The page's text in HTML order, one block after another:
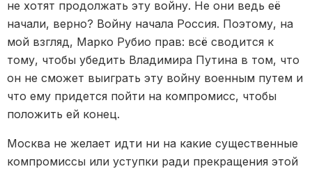
не хотят продолжать эту войну. Не они ведь её
начали, верно? Войну начала Россия. Поэтому, на
мой взгляд, Марко Рубио прав: всё сводится к
тому, чтобы убедить Владимира Путина в том, что
он не сможет выиграть эту войну военным путем и
что ему придется пойти на компромисс, чтобы
положить ей конец.
Москва не желает идти ни на какие существенные
компромиссы или уступки ради прекращения этой